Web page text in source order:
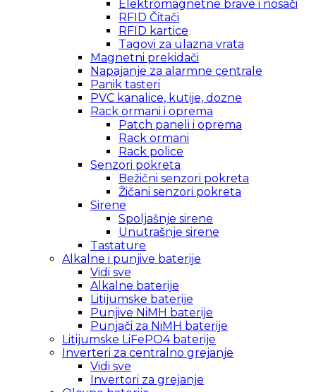
Elektromagnetne brave i nosači
RFID Čitači
RFID kartice
Tagovi za ulazna vrata
Magnetni prekidači
Napajanje za alarmne centrale
Panik tasteri
PVC kanalice, kutije, dozne
Rack ormani i oprema
Patch paneli i oprema
Rack ormani
Rack police
Senzori pokreta
Bežični senzori pokreta
Žičani senzori pokreta
Sirene
Spoljašnje sirene
Unutrašnje sirene
Tastature
Alkalne i punjive baterije
Vidi sve
Alkalne baterije
Litijumske baterije
Punjive NiMH baterije
Punjači za NiMH baterije
Litijumske LiFePO4 baterije
Inverteri za centralno grejanje
Vidi sve
Invertori za grejanje